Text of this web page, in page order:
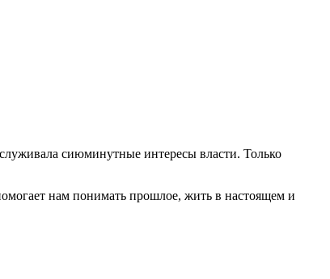
сиюминутные интересы власти. Только
нам понимать прошлое, жить в настоящем и